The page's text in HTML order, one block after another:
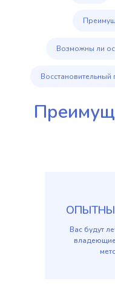
Возможны ли
Восстановительный
Вас будут